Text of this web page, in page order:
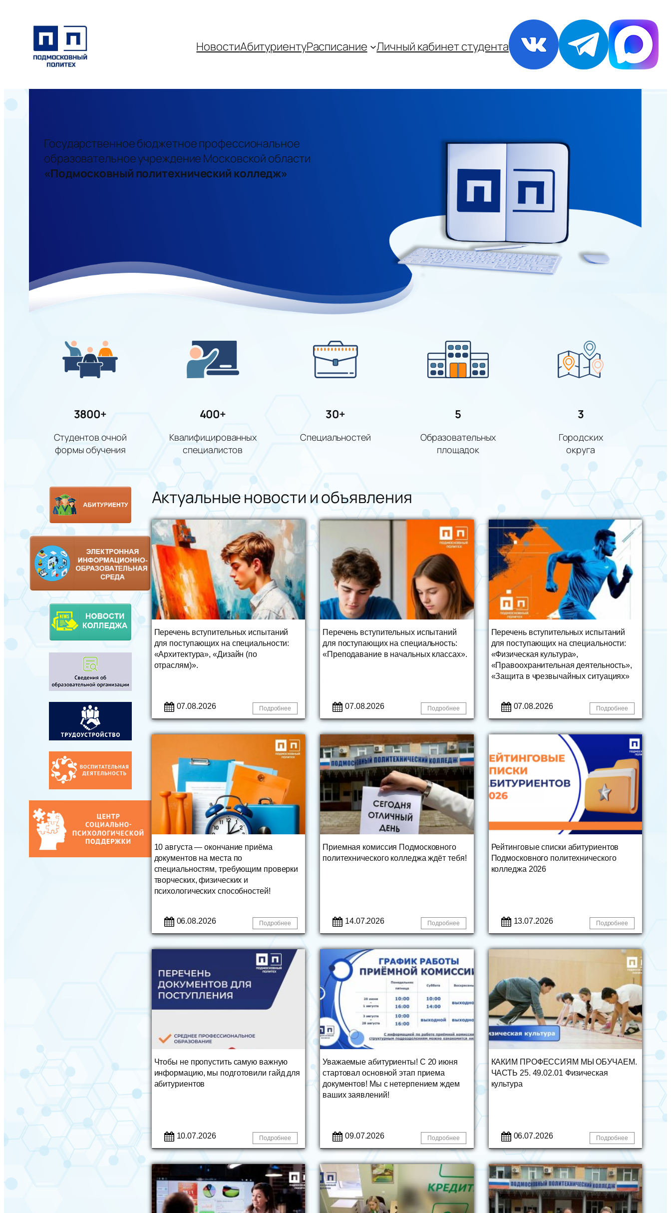
содержимому
НовостиАбитуриентуРаспиcание Личный кабинет студента
Государственное бюджетное профессиональное
образовательное учреждение Московской области
«Подмосковный политехнический колледж»
3800+
Студентов очной
формы обучения
400+
Квалифицированных
специалистов
30+
Специальностей
5
Образовательных
площадок
3
Городских
округа
Актуальные новости и объявления
Перечень вступительных испытаний
для поступающих на специальности:
«Архитектура», «Дизайн (по
отраслям)».
07.08.2026 Подробнее
Перечень вступительных испытаний
для поступающих на специальность:
«Преподавание в начальных классах».
07.08.2026 Подробнее
Перечень вступительных испытаний
для поступающих на специальности:
«Физическая культура»,
«Правоохранительная деятельность»,
«Защита в чрезвычайных ситуациях»
07.08.2026 Подробнее
10 августа — окончание приёма
документов на места по
специальностям, требующим проверки
творческих, физических и
психологических способностей!
06.08.2026 Подробнее
Приемная комиссия Подмосковного
политехнического колледжа ждёт тебя!
14.07.2026 Подробнее
Рейтинговые списки абитуриентов
Подмосковного политехнического
колледжа 2026
13.07.2026 Подробнее
Чтобы не пропустить самую важную
информацию, мы подготовили гайд для
абитуриентов
10.07.2026 Подробнее
Уважаемые абитуриенты! С 20 июня
стартовал основной этап приема
документов! Мы с нетерпением ждем
ваших заявлений!
09.07.2026 Подробнее
КАКИМ ПРОФЕССИЯМ МЫ ОБУЧАЕМ.
ЧАСТЬ 25. 49.02.01 Физическая
культура
06.07.2026 Подробнее